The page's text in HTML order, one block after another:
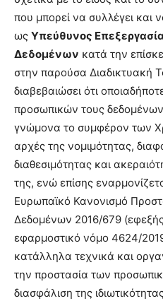
που μπορεί να συλλέγει και
ως Υπεύθυνος
Δεδομένων κατά την
στην παρούσα Διαδικτυακή
διαβεβαιώσει ότι
προσωπικών τους δεδομένων
γνώμονα το συμφέρον των
αρχές της νομιμότητας,
διαθεσιμότητας και
της, ενώ επίσης
Ευρωπαϊκό Κανονισμό
Δεδομένων 2016/679 (εφεξής
εφαρμοστικό νόμο 4624/
κατάλληλα τεχνικά και
την προστασία των
διασφάλιση της